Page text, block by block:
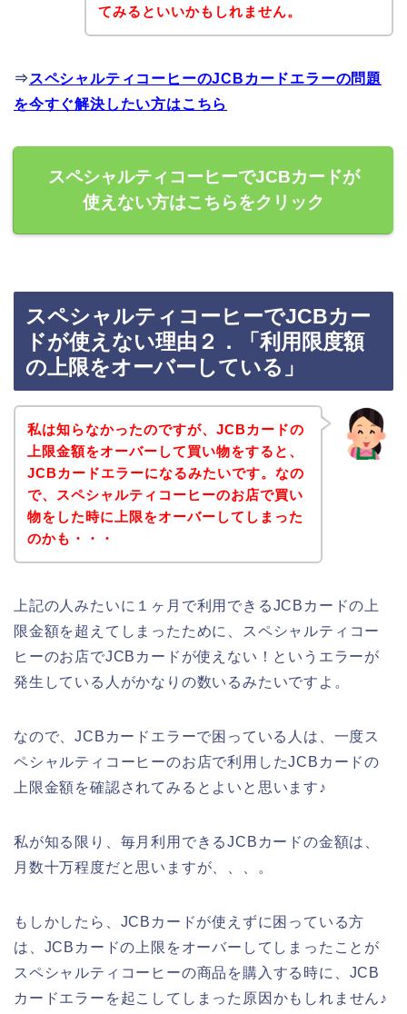
てみるといいかもしれません。
⇒ スペシャルティコーヒーのJCBカードエラーの問題
を今すぐ解決したい方はこちら
スペシャルティコーヒーでJCBカードが
使えない方はこちらをクリック
スペシャルティコーヒーでJCBカー
ドが使えない理由２．「利用限度額
の上限をオーバーしている」
私は知らなかったのですが、JCBカードの
上限金額をオーバーして買い物をすると、
JCBカードエラーになるみたいです。なの
で、スペシャルティコーヒーのお店で買い
物をした時に上限をオーバーしてしまった
のかも・・・
上記の人みたいに１ヶ月で利用できるJCBカードの上
限金額を超えてしまったために、スペシャルティコー
ヒーのお店でJCBカードが使えない！というエラーが
発生している人がかなりの数いるみたいですよ。
なので、JCBカードエラーで困っている人は、一度ス
ペシャルティコーヒーのお店で利用したJCBカードの
上限金額を確認されてみるとよいと思います♪
私が知る限り、毎月利用できるJCBカードの金額は、
月数十万程度だと思いますが、、、。
もしかしたら、JCBカードが使えずに困っている方
は、JCBカードの上限をオーバーしてしまったことが
スペシャルティコーヒーの商品を購入する時に、JCB
カードエラーを起こしてしまった原因かもしれません♪